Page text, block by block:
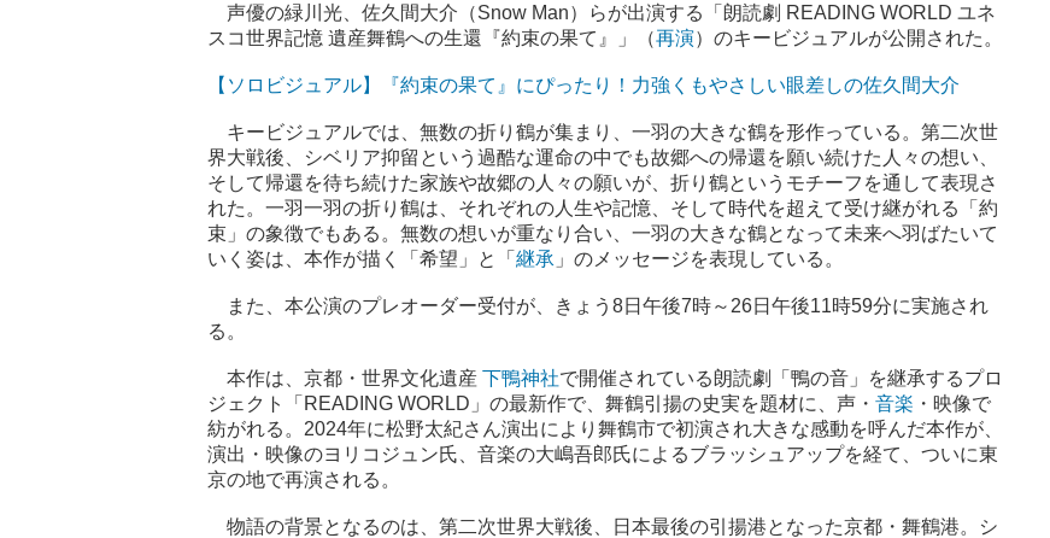
声優の緑川光、佐久間大介（Snow Man）らが出演する「朗読劇 READING WORLD ユネ
スコ世界記憶 遺産舞鶴への生還『約束の果て』」（再演）のキービジュアルが公開された。
【ソロビジュアル】『約束の果て』にぴったり！力強くもやさしい眼差しの佐久間大介
キービジュアルでは、無数の折り鶴が集まり、一羽の大きな鶴を形作っている。第二次世
界大戦後、シベリア抑留という過酷な運命の中でも故郷への帰還を願い続けた人々の想い、
そして帰還を待ち続けた家族や故郷の人々の願いが、折り鶴というモチーフを通して表現さ
れた。一羽一羽の折り鶴は、それぞれの人生や記憶、そして時代を超えて受け継がれる「約
束」の象徴でもある。無数の想いが重なり合い、一羽の大きな鶴となって未来へ羽ばたいて
いく姿は、本作が描く「希望」と「 継承 」のメッセージを表現している。
また、本公演のプレオーダー受付が、きょう8日午後7時～26日午後11時59分に実施され
る。
本作は、京都・世界文化遺産 下鴨神社で開催されている朗読劇「鴨の音」を継承するプロ
ジェクト「READING WORLD」の最新作で、舞鶴引揚の史実を題材に、声・ 音楽 ・映像で
紡がれる。2024年に松野太紀さん演出により舞鶴市で初演され大きな感動を呼んだ本作が、
演出・映像のヨリコジュン氏、音楽の大嶋吾郎氏によるブラッシュアップを経て、ついに東
京の地で再演される。
物語の背景となるのは、第二次世界大戦後、日本最後の引揚港となった京都・舞鶴港。シ